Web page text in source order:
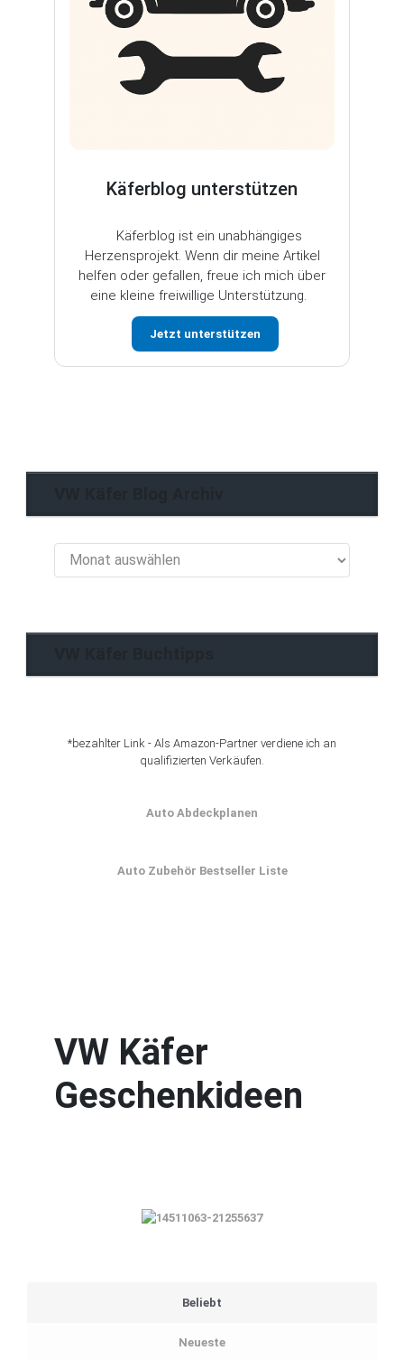
Käferblog unterstützen
Käferblog ist ein unabhängiges
Herzensprojekt. Wenn dir meine Artikel
helfen oder gefallen, freue ich mich über
eine kleine freiwillige Unterstützung.
Jetzt unterstützen
Käfer
*bezahlter Link - Als Amazon-Partner verdiene ich an
qualifizierten Verkäufen.
Auto Abdeckplanen
Auto Zubehör Bestseller Liste
VW Käfer
Geschenkideen
Beliebt
Neueste